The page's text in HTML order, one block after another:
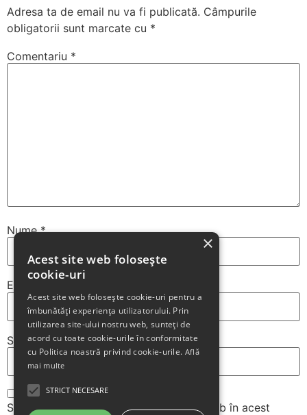
Adresa ta de email nu va fi publicată. Câmpurile
obligatorii sunt marcate cu *
Comentariu *
Nume*
Email
Site web
Salvează-mi numele, emailul și site-ul web în acest
×
Acest site web folosește
cookie-uri
Acest site web folosește cookie-uri pentru a
îmbunătăți experiența utilizatorului. Prin
utilizarea site-ului nostru web, sunteți de
acord cu toate cookie-urile în conformitate
cu Politica noastră privind cookie-urile. Află
mai multe
STRICT NECESARE